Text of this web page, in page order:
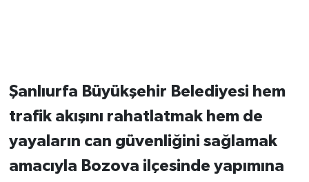
Şanlıurfa Büyükşehir Belediyesi hem
trafik akışını rahatlatmak hem de
yayaların can güvenliğini sağlamak
amacıyla Bozova ilçesinde yapımına